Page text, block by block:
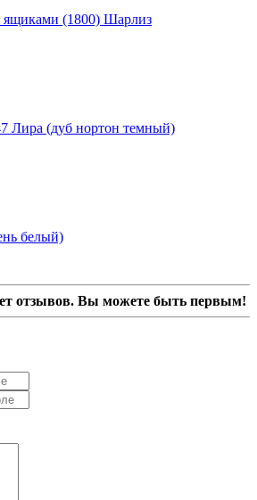
ящиками (1800) Шарлиз
Лира (дуб нортон темный)
белый)
отзывов. Вы можете быть первым!